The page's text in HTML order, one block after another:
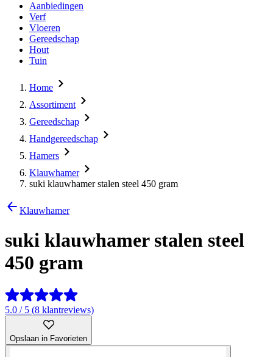
Aanbiedingen
Verf
Vloeren
Gereedschap
Hout
Tuin
Home
Assortiment
Gereedschap
Handgereedschap
Hamers
Klauwhamer
suki klauwhamer stalen steel 450 gram
Klauwhamer
suki klauwhamer stalen steel
450 gram
5.0 / 5 (8 klantreviews)
Opslaan in Favorieten